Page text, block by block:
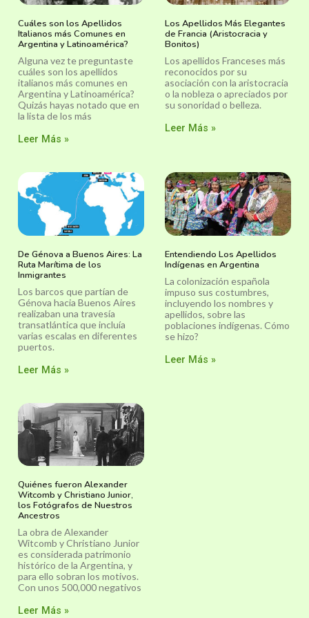
Cuáles son los Apellidos
Italianos más Comunes en
Argentina y Latinoamérica?
Alguna vez te preguntaste
cuáles son los apellidos
italianos más comunes en
Argentina y Latinoamérica?
Quizás hayas notado que en
la lista de los más
Leer Más »
Los Apellidos Más Elegantes
de Francia (Aristocracia y
Bonitos)
Los apellidos Franceses más
reconocidos por su
asociación con la aristocracia
o la nobleza o apreciados por
su sonoridad o belleza.
Leer Más »
De Génova a Buenos Aires: La
Ruta Marítima de los
Inmigrantes
Los barcos que partían de
Génova hacia Buenos Aires
realizaban una travesía
transatlántica que incluía
varias escalas en diferentes
puertos.
Leer Más »
Entendiendo Los Apellidos
Indígenas en Argentina
La colonización española
impuso sus costumbres,
incluyendo los nombres y
apellidos, sobre las
poblaciones indígenas. Cómo
se hizo?
Leer Más »
Quiénes fueron Alexander
Witcomb y Christiano Junior,
los Fotógrafos de Nuestros
Ancestros
La obra de Alexander
Witcomb y Christiano Junior
es considerada patrimonio
histórico de la Argentina, y
para ello sobran los motivos.
Con unos 500,000 negativos
Leer Más »